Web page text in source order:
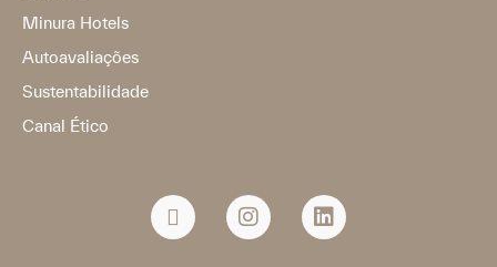
Minura Hotels
Autoavaliações
Sustentabilidade
Canal Ético